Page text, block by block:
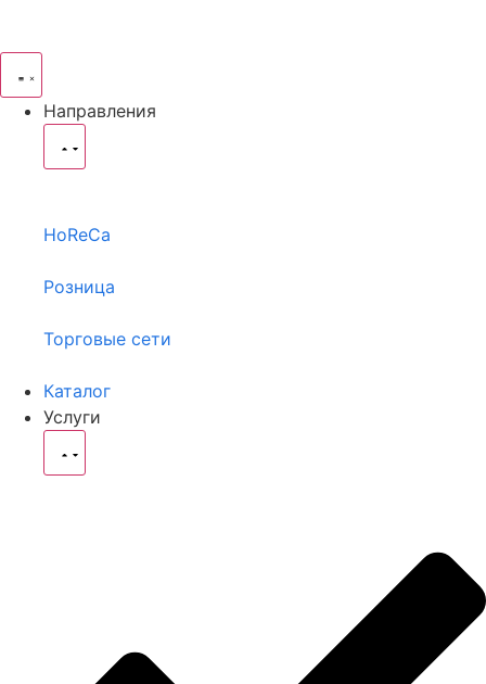
Направления
HoReCa
Розница
Торговые сети
Каталог
Услуги